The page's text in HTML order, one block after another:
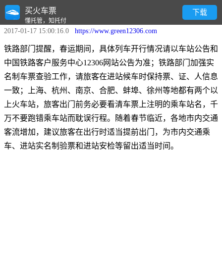
买火车票
懂托管，知托付
下载
提醒：车票尽早提前取
2017-01-17 15:00:16.0 https://www.green12306.com
铁路部门提醒，春运期间，具体列车开行情况请以车站公告和
中国铁路客户服务中心12306网站公告为准；铁路部门加强实
名制车票查验工作，请旅客在进站候车时保持票、证、人信息
一致；上海、杭州、南京、合肥、蚌埠、徐州等地都有两个以
上火车站，旅客出门前务必要看清车票上注明的乘车站名，千
万不要跑错乘车站而耽误行程。随着春节临近，各地市内交通
客流增加，建议旅客在出行时适当提前出门，为市内交通乘
车、进站实名制验票和进站安检等留出适当时间。